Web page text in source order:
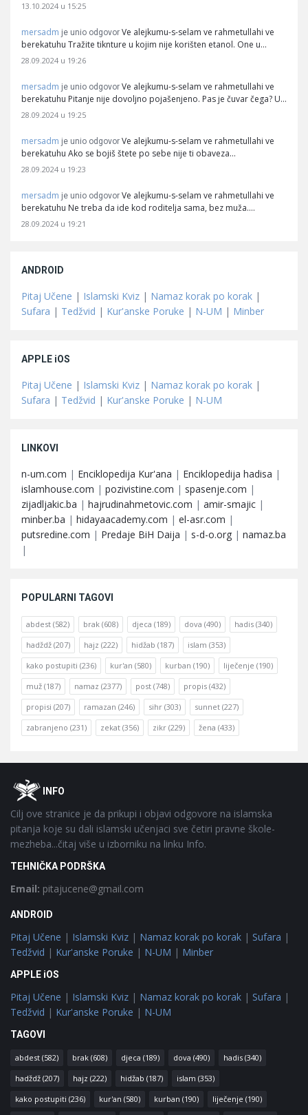
13.10.2024 u 15:25
mersadm je unio odgovor Ve alejkumu-s-selam ve rahmetullahi ve
berekatuhu Tražite tiknture u kojim nije korišten etanol. One u…
28.09.2024 u 19:26
mersadm je unio odgovor Ve alejkumu-s-selam ve rahmetullahi ve
berekatuhu Pitanje nije dovoljno pojašenjeno. Pas je čuvar čega? U…
28.09.2024 u 19:25
mersadm je unio odgovor Ve alejkumu-s-selam ve rahmetullahi ve
berekatuhu Ako se bojiš štete po sebe nije ti obaveza…
28.09.2024 u 19:23
mersadm je unio odgovor Ve alejkumu-s-selam ve rahmetullahi ve
berekatuhu Ne treba da ide kod roditelja sama, bez muža.…
28.09.2024 u 19:21
ANDROID
Pitaj Učene | Islamski Kviz | Namaz korak po korak |
Sufara | Tedžvid | Kur'anske Poruke | N-UM | Minber
APPLE iOS
Pitaj Učene | Islamski Kviz | Namaz korak po korak |
Sufara | Tedžvid | Kur'anske Poruke | N-UM
LINKOVI
n-um.com | Enciklopedija Kur'ana | Enciklopedija hadisa |
islamhouse.com | pozivistine.com | spasenje.com |
zijadljakic.ba | hajrudinahmetovic.com | amir-smajic |
minber.ba | hidayaacademy.com | el-asr.com |
putsredine.com | Predaje BiH Daija | s-d-o.org | namaz.ba
|
POPULARNI TAGOVI
abdest (582) brak (608) djeca (189) dova (490) hadis (340)
hadždž (207) hajz (222) hidžab (187) islam (353)
kako postupiti (236) kur'an (580) kurban (190) liječenje (190)
muž (187) namaz (2377) post (748) propis (432)
propisi (207) ramazan (246) sihr (303) sunnet (227)
zabranjeno (231) zekat (356) zikr (229) žena (433)
FooterOINFO
Cilj ove stranice je da prikupi i objavi odgovore na islamska
pitanja koje su dali islamski učenjaci sve četiri pravne škole-
mezheba...čitaj više u izborniku na linku Info.
TEHNIČKA PODRŠKA
Email: pitajucene@gmail.com
ANDROID
Pitaj Učene | Islamski Kviz | Namaz korak po korak | Sufara |
Tedžvid | Kur'anske Poruke | N-UM | Minber
APPLE iOS
Pitaj Učene | Islamski Kviz | Namaz korak po korak | Sufara |
Tedžvid | Kur'anske Poruke | N-UM
TAGOVI
abdest (582) brak (608) djeca (189) dova (490) hadis (340)
hadždž (207) hajz (222) hidžab (187) islam (353)
kako postupiti (236) kur'an (580) kurban (190) liječenje (190)